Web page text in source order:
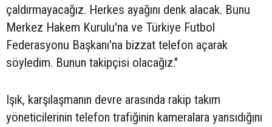
çaldırmayacağız. Herkes ayağını denk alacak. Bunu
Merkez Hakem Kurulu'na ve Türkiye Futbol
Federasyonu Başkanı'na bizzat telefon açarak
söyledim. Bunun takipçisi olacağız."
Işık, karşılaşmanın devre arasında rakip takım
yöneticilerinin telefon trafiğinin kameralara yansıdığını